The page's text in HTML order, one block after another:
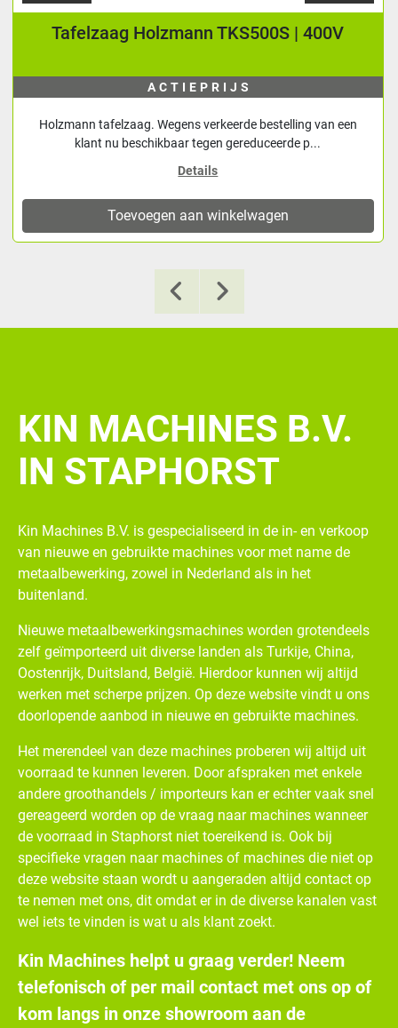
Tafelzaag Holzmann TKS500S | 400V
ACTIEPRIJS
Holzmann tafelzaag. Wegens verkeerde bestelling van een
klant nu beschikbaar tegen gereduceerde p...
Details
Toevoegen aan winkelwagen
KIN MACHINES B.V.
IN STAPHORST
Kin Machines B.V. is gespecialiseerd in de in- en verkoop
van nieuwe en gebruikte machines voor met name de
metaalbewerking, zowel in Nederland als in het
buitenland.
Nieuwe metaalbewerkingsmachines worden grotendeels
zelf geïmporteerd uit diverse landen als Turkije, China,
Oostenrijk, Duitsland, België. Hierdoor kunnen wij altijd
werken met scherpe prijzen. Op deze website vindt u ons
doorlopende aanbod in nieuwe en gebruikte machines.
Het merendeel van deze machines proberen wij altijd uit
voorraad te kunnen leveren. Door afspraken met enkele
andere groothandels / importeurs kan er echter vaak snel
gereageerd worden op de vraag naar machines wanneer
de voorraad in Staphorst niet toereikend is. Ook bij
specifieke vragen naar machines of machines die niet op
deze website staan wordt u aangeraden altijd contact op
te nemen met ons, dit omdat er in de diverse kanalen vast
wel iets te vinden is wat u als klant zoekt.
Kin Machines helpt u graag verder! Neem
telefonisch of per mail contact met ons op of
kom langs in onze showroom aan de